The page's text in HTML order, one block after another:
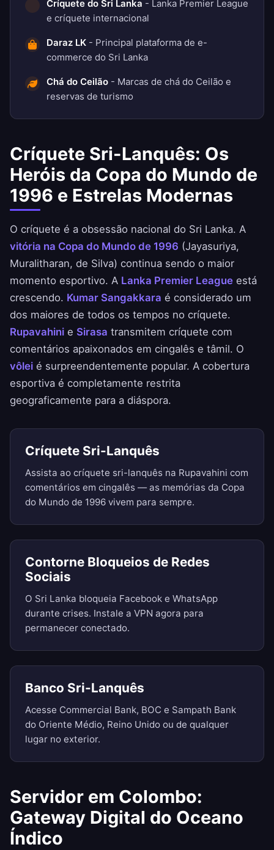
Críquete do Sri Lanka - Lanka Premier League
e críquete internacional
Daraz LK - Principal plataforma de e-
commerce do Sri Lanka
Chá do Ceilão - Marcas de chá do Ceilão e
reservas de turismo
Críquete Sri-Lanquês: Os
Heróis da Copa do Mundo de
1996 e Estrelas Modernas
O críquete é a obsessão nacional do Sri Lanka. A
vitória na Copa do Mundo de 1996 (Jayasuriya,
Muralitharan, de Silva) continua sendo o maior
momento esportivo. A Lanka Premier League está
crescendo. Kumar Sangakkara é considerado um
dos maiores de todos os tempos no críquete.
Rupavahini e Sirasa transmitem críquete com
comentários apaixonados em cingalês e tâmil. O
vôlei é surpreendentemente popular. A cobertura
esportiva é completamente restrita
geograficamente para a diáspora.
Críquete Sri-Lanquês
Assista ao críquete sri-lanquês na Rupavahini com
comentários em cingalês — as memórias da Copa
do Mundo de 1996 vivem para sempre.
Contorne Bloqueios de Redes
Sociais
O Sri Lanka bloqueia Facebook e WhatsApp
durante crises. Instale a VPN agora para
permanecer conectado.
Banco Sri-Lanquês
Acesse Commercial Bank, BOC e Sampath Bank
do Oriente Médio, Reino Unido ou de qualquer
lugar no exterior.
Servidor em Colombo:
Gateway Digital do Oceano
Índico